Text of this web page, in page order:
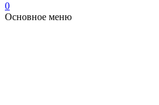
0
Основное меню